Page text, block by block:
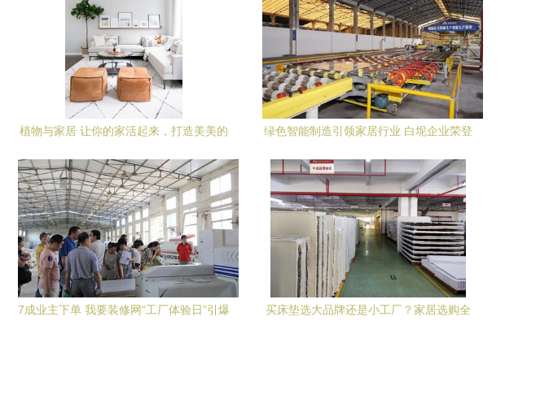
植物与家居 让你的家活起来，打造美美的
绿色智能制造引领家居行业 白坭企业荣登
7成业主下单 我要装修网“工厂体验日”引爆
买床垫选大品牌还是小工厂？家居选购全